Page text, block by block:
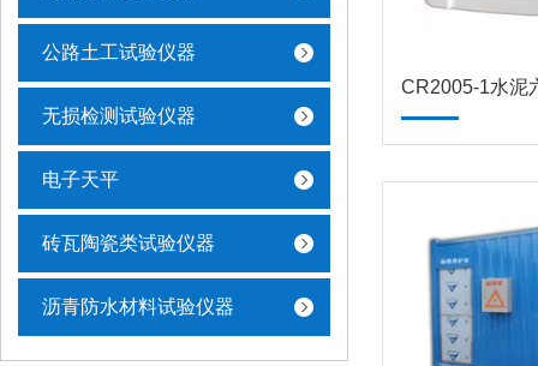
公路土工试验仪器
无损检测试验仪器
电子天平
砖瓦陶瓷类试验仪器
沥青防水材料试验仪器